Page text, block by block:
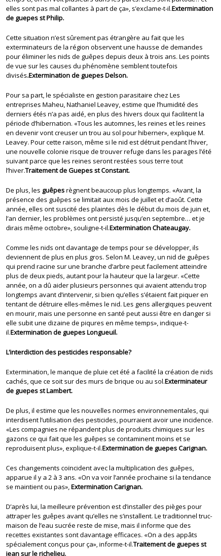
elles sont pas mal collantes à part de ça», s’exclame-t-il.Extermination
de guepes st Philip.
Cette situation n’est sûrement pas étrangère au fait que les
exterminateurs de la région observent une hausse de demandes
pour éliminer les nids de guêpes depuis deux à trois ans. Les points
de vue sur les causes du phénomène semblent toutefois
divisés.Extermination de guepes Delson.
Pour sa part, le spécialiste en gestion parasitaire chez Les
entreprises Maheu, Nathaniel Leavey, estime que l’humidité des
derniers étés n’a pas aidé, en plus des hivers doux qui facilitent la
période d’hibernation. «Tous les automnes, les reines et les reines
en devenir vont creuser un trou au sol pour hiberner», explique M.
Leavey. Pour cette raison, même si le nid est détruit pendant l’hiver,
une nouvelle colonie risque de trouver refuge dans les parages l’été
suivant parce que les reines seront restées sous terre tout
l’hiver.Traitement de Guepes st Constant.
De plus, les guêpesrègnent beaucoup plus longtemps. «Avant, la
présence des guêpes se limitait aux mois de juillet et d’août. Cette
année, elles ont suscité des plaintes dès le début du mois de juin et,
l’an dernier, les problèmes ont persisté jusqu’en septembre… et je
dirais même octobre», souligne-t-il.Extermination Chateaugay.
Comme les nids ont davantage de temps pour se développer, ils
deviennent de plus en plus gros. Selon M. Leavey, un nid de guêpes
qui prend racine sur une branche d’arbre peut facilement atteindre
plus de deux pieds, autant pour la hauteur que la largeur. «Cette
année, on a dû aider plusieurs personnes qui avaient attendu trop
longtemps avant d’intervenir, si bien qu’elles s’étaient fait piquer en
tentant de détruire elles-mêmes le nid. Les gens allergiques peuvent
en mourir, mais une personne en santé peut aussi être en danger si
elle subit une dizaine de piqures en même temps», indique-t-
il.Extermination de guepes Longueuil.
L’interdiction des pesticides responsable?
Extermination, le manque de pluie cet été a facilité la création de nids
cachés, que ce soit sur des murs de brique ou au sol.Exterminateur
de guepes st Lambert.
De plus, il estime que les nouvelles normes environnementales, qui
interdisent l’utilisation des pesticides, pourraient avoir une incidence.
«Les compagnies ne répandent plus de produits chimiques sur les
gazons ce qui fait que les guêpes se contaminent moins et se
reproduisent plus», explique-t-il.Extermination de guepes Carignan.
Ces changements coïncident avec la multiplication des guêpes,
apparue il y a 2 à 3 ans. «On va voir l’année prochaine si la tendance
se maintient ou pas»,Extermination Carignan.
D’après lui, la meilleure prévention est d’installer des pièges pour
attraper les guêpes avant qu’elles ne s’installent. Le traditionnel truc-
maison de l’eau sucrée reste de mise, mais il informe que des
recettes existantes sont davantage efficaces. «On a des appâts
spécialement conçus pour ça», informe-t-il.Traitement de guepes st
jean sur le richelieu.